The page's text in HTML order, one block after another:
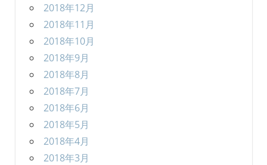
2018年12月
2018年11月
2018年10月
2018年9月
2018年8月
2018年7月
2018年6月
2018年5月
2018年4月
2018年3月